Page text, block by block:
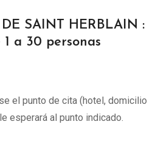
SAINT HERBLAIN :
a 30 personas
el punto de cita (hotel, domicilio
esperará al punto indicado.